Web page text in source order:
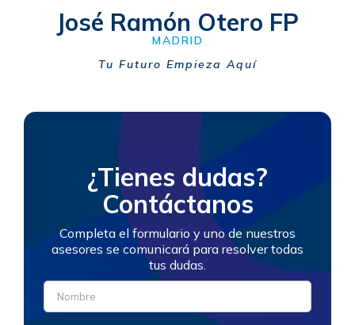
José Ramón Otero FP
MADRID
Tu Futuro Empieza Aquí
¿Tienes dudas?
Contáctanos
Completa el formulario y uno de nuestros
asesores se comunicará para resolver todas
tus dudas.